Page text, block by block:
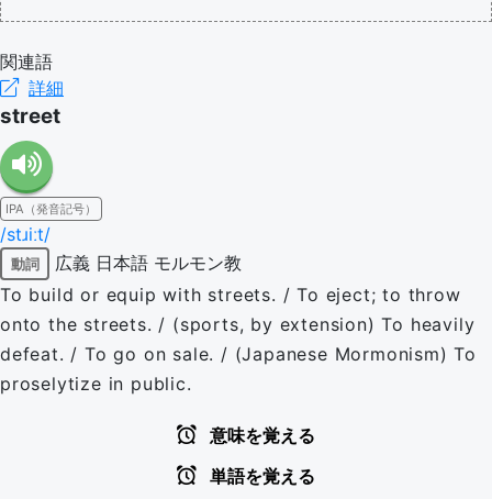
関連語
詳細
street
IPA（発音記号）
/stɹiːt/
動詞 広義 日本語 モルモン教
To build or equip with streets. / To eject; to throw
onto the streets. / (sports, by extension) To heavily
defeat. / To go on sale. / (Japanese Mormonism) To
proselytize in public.
意味を覚える
単語を覚える